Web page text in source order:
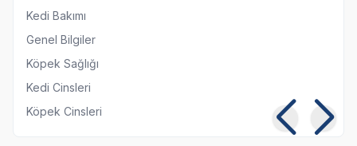
Kedi Bakımı
Genel Bilgiler
Köpek Sağlığı
Kedi Cinsleri
Köpek Cinsleri